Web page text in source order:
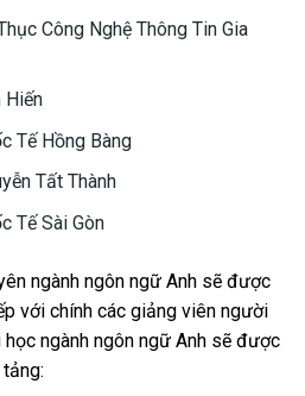
Công Nghệ Thông Tin Gia
Tế Hồng Bàng
Tất Thành
Tế Sài Gòn
ngành ngôn ngữ Anh sẽ được
với chính các giảng viên người
ngành ngôn ngữ Anh sẽ được